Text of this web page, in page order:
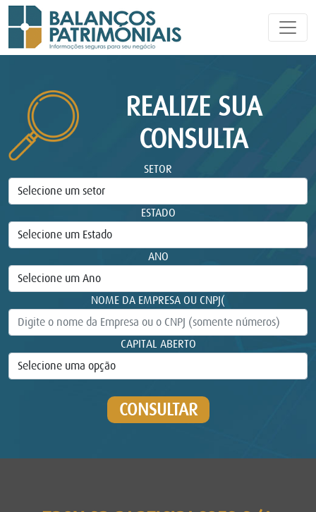
REALIZE SUA
CONSULTA
SETOR
ESTADO
ANO
NOME DA EMPRESA OU CNPJ(
CAPITAL ABERTO
CONSULTAR